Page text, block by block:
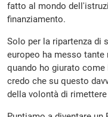
fatto al mondo
finanziamento.
Solo per la ripartenza di
europeo ha messo
quando ho giurato
credo che su questo
della volontà di